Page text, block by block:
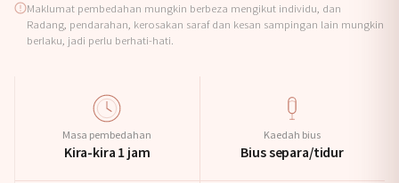
Maklumat pembedahan mungkin berbeza mengikut individu, dan
Radang, pendarahan, kerosakan saraf dan kesan sampingan lain mungkin
berlaku, jadi perlu berhati-hati.
Masa pembedahan
Kira-kira 1 jam
Kaedah bius
Bius separa/tidur